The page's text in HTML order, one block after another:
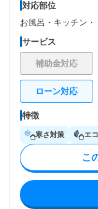
対応部位
お風呂・ キッチン・
サービス
補助金対応
ローン対応
特徴
寒さ対策 エ
こ